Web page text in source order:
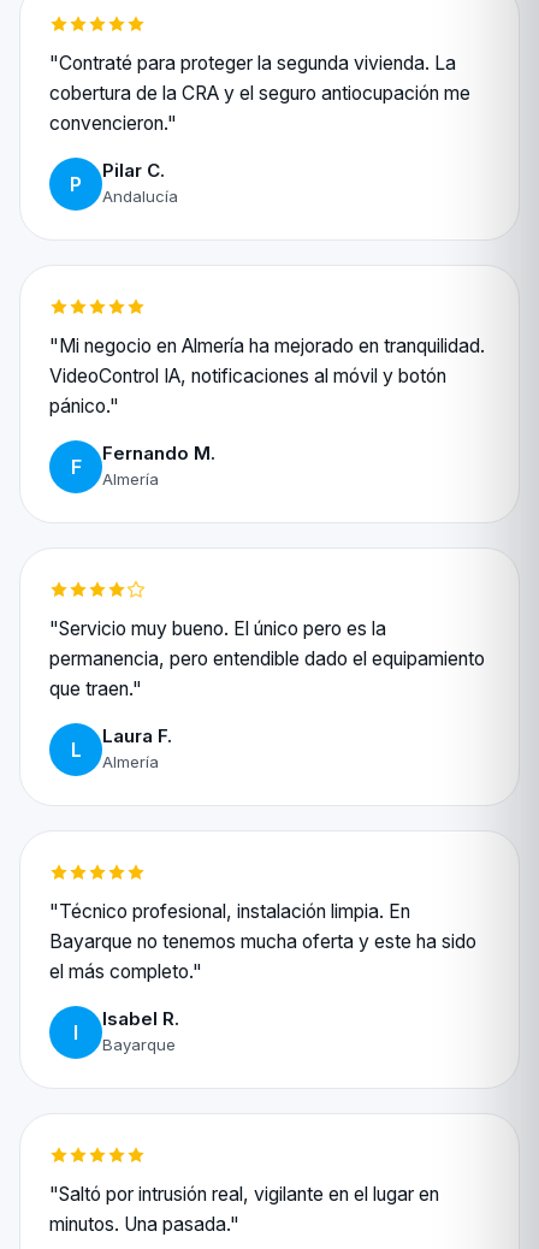
"Contraté para proteger la segunda vivienda. La
cobertura de la CRA y el seguro antiocupación me
convencieron."
P
Pilar C.
Andalucía
"Mi negocio en Almería ha mejorado en tranquilidad.
VideoControl IA, notificaciones al móvil y botón
pánico."
F
Fernando M.
Almería
"Servicio muy bueno. El único pero es la
permanencia, pero entendible dado el equipamiento
que traen."
L
Laura F.
Almería
"Técnico profesional, instalación limpia. En
Bayarque no tenemos mucha oferta y este ha sido
el más completo."
I
Isabel R.
Bayarque
"Saltó por intrusión real, vigilante en el lugar en
minutos. Una pasada."